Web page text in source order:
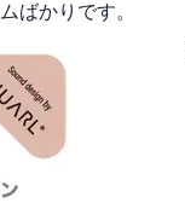
ばかりです。